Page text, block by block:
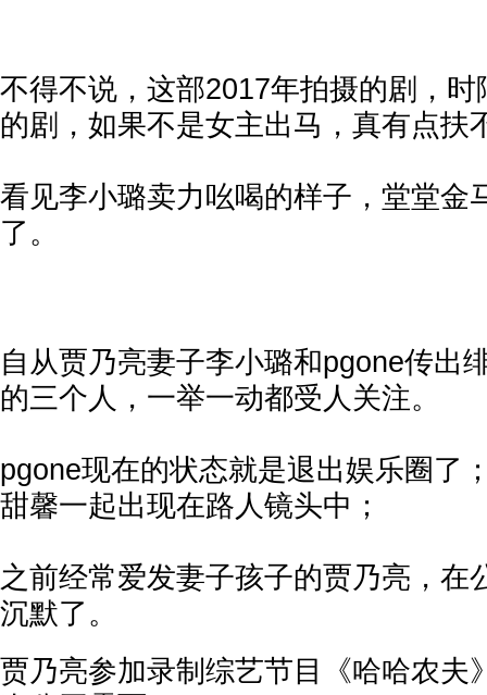
不得不说，这部2017年拍摄的剧，
的剧，如果不是女主出马，真有点扶
看见李小璐卖力吆喝的样子，堂堂金
了。
自从贾乃亮妻子李小璐和pgone传出
的三个人，一举一动都受人关注。
pgone现在的状态就是退出娱乐圈了
甜馨一起出现在路人镜头中；
之前经常爱发妻子孩子的贾乃亮，在
沉默了。
贾乃亮参加录制综艺节目《哈哈农夫